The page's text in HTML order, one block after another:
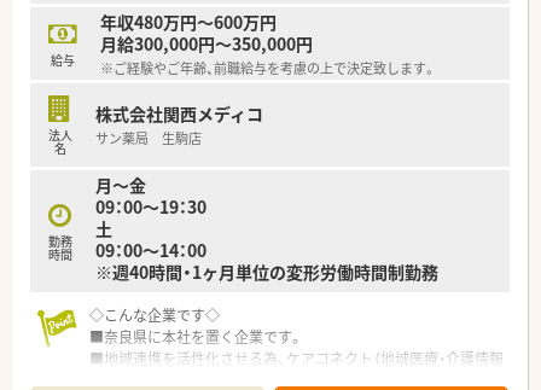
【勤務実態について】
■平日は18時30分までの勤務で、土曜日は15時までの勤務とな
っており、夕方以降の時間を有効に活用できます。
■残業は3ヶ月に1回発生するかどうかというレベルで非常に少
■万が一残業が発生した場合でも、シフト終了の30分後から1分
単位できっちりと時間外手当が支給されます。
給与
年収480万円～600万円
月給300,000円～350,000円
※ご経験やご年齢、前職給与を考慮の上で決定致します。
法人
名
株式会社関西メディコ
サン薬局 生駒店
勤務
時間
月～金
09：00～19：30
土
09：00～14：00
※週40時間・1ヶ月単位の変形労働時間制勤務
◇こんな企業です◇
■奈良県に本社を置く企業です。
■地域連携を活性化させる為、ケアコネクト（地域医療・介護情報